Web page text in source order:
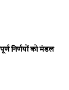
निर्णयों को मंडल